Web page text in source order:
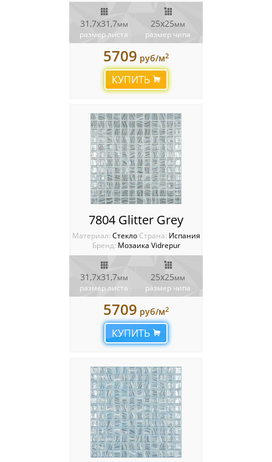
31,7x31,7мм
размер листа
25х25мм
размер чипа
5709 руб/м2
КУПИТЬ
7804 Glitter Grey
Материал: Стекло Cтрана: Испания
Бренд: Мозаика Vidrepur
31,7x31,7мм
размер листа
25х25мм
размер чипа
5709 руб/м2
КУПИТЬ